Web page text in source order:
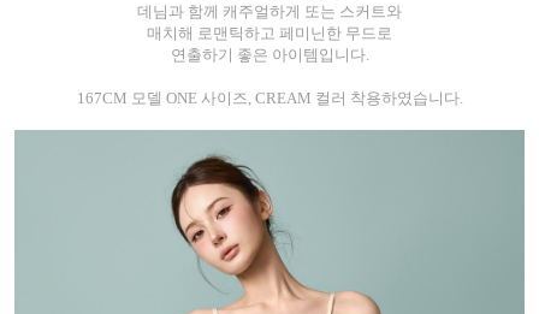
데님과 함께 캐주얼하게 또는 스커트와
매치해 로맨틱하고 페미닌한 무드로
연출하기 좋은 아이템입니다.
167CM 모델 ONE 사이즈, CREAM 컬러 착용하였습니다.